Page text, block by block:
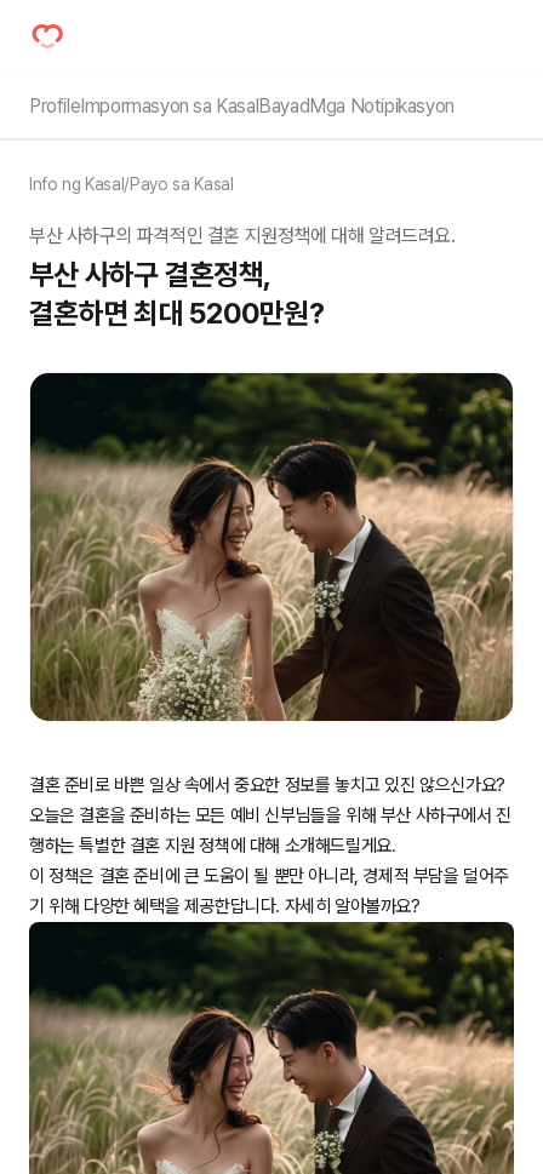
ProfileImpormasyon sa KasalBayadMga Notipikasyon
Info ng Kasal /Payo sa Kasal
부산 사하구의 파격적인 결혼 지원정책에 대해 알려드려요.
부산 사하구 결혼정책,
결혼하면 최대 5200만원?
결혼 준비로 바쁜 일상 속에서 중요한 정보를 놓치고 있진 않으신가요?
오늘은 결혼을 준비하는 모든 예비 신부님들을 위해 부산 사하구에서 진
행하는 특별한 결혼 지원 정책에 대해 소개해드릴게요.
이 정책은 결혼 준비에 큰 도움이 될 뿐만 아니라, 경제적 부담을 덜어주
기 위해 다양한 혜택을 제공한답니다. 자세히 알아볼까요?